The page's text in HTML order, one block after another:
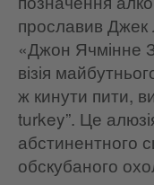
прославив Джек
«Джон Ячмінне
візія
ж кинути пити,
turkey”. Це
абстинентного
обскубаного